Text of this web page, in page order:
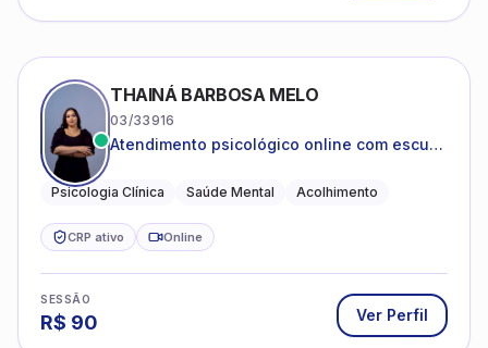
THAINÁ BARBOSA MELO
03/33916
Atendimento psicológico online com escuta
emocional
Psicologia Clínica Saúde Mental Acolhimento
CRP ativo Online
SESSÃO
R$ 90 Ver Perfil